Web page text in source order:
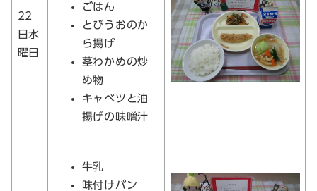
22
日水
曜日
ごはん
とびうおのか
ら揚げ
茎わかめの炒
め物
キャベツと油
揚げの味噌汁
牛乳
味付けパン